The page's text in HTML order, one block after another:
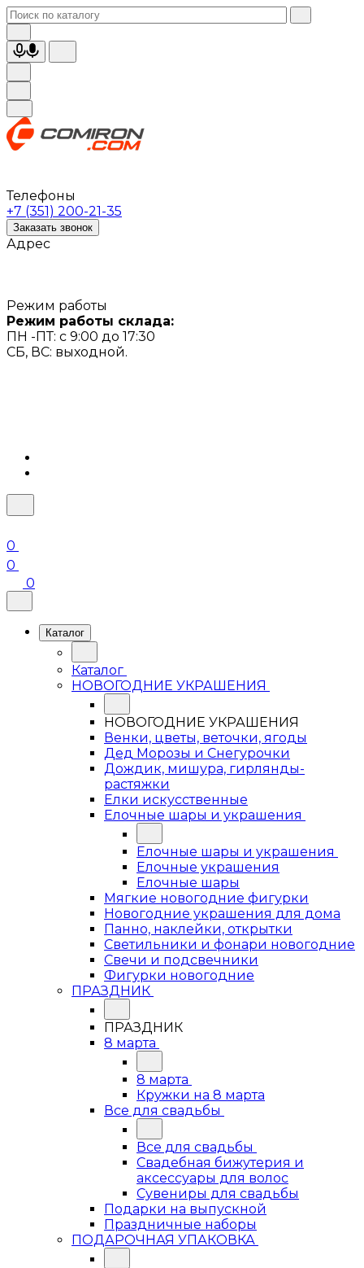
Телефоны
+7 (351) 200-21-35
Заказать звонок
Адрес
Режим работы
Режим работы склада:
ПН -ПТ: с 9:00 до 17:30
СБ, ВС: выходной.
0
0
0
Каталог
Каталог
НОВОГОДНИЕ УКРАШЕНИЯ
НОВОГОДНИЕ УКРАШЕНИЯ
Венки, цветы, веточки, ягоды
Дед Морозы и Снегурочки
Дождик, мишура, гирлянды-
растяжки
Елки искусственные
Елочные шары и украшения
Елочные шары и украшения
Елочные украшения
Елочные шары
Мягкие новогодние фигурки
Новогодние украшения для дома
Панно, наклейки, открытки
Светильники и фонари новогодние
Свечи и подсвечники
Фигурки новогодние
ПРАЗДНИК
ПРАЗДНИК
8 марта
8 марта
Кружки на 8 марта
Все для свадьбы
Все для свадьбы
Свадебная бижутерия и
аксессуары для волос
Сувениры для свадьбы
Подарки на выпускной
Праздничные наборы
ПОДАРОЧНАЯ УПАКОВКА